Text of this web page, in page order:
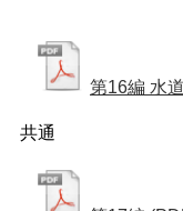
第16編 水
共通